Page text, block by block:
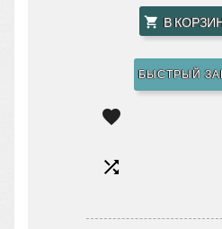
 В
БЫСТРЫЙ

